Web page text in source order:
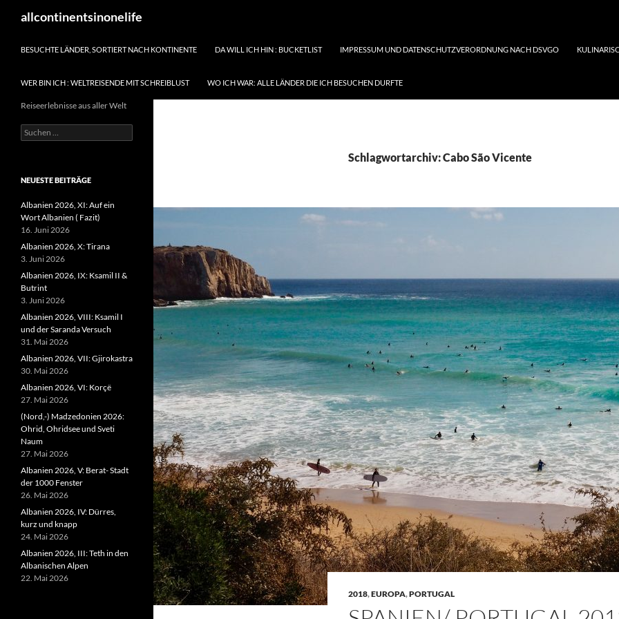
Inhaltallcontinentsinonelife
BESUCHTE LÄNDER, SORTIERT NACH KONTINENTE DA WILL ICH HIN : BUCKETLIST IMPRESSUM UND DATENSCHUTZVERORDNUNG NACH DSVGO
WER BIN ICH : WELTREISENDE MIT SCHREIBLUST WO ICH WAR: ALLE LÄNDER DIE ICH BESUCHEN DURFTE
Schlagwortarchiv: Cabo São Vicente
2018,EUROPA,PORTUGAL
Reiseerlebnisse aus aller Welt
Suchen
nach:
NEUESTE BEITRÄGE
Albanien 2026, XI: Auf ein
Wort Albanien ( Fazit)
16. Juni 2026
Albanien 2026, X: Tirana
3. Juni 2026
Albanien 2026, IX: Ksamil II &
Butrint
3. Juni 2026
Albanien 2026, VIII: Ksamil I
und der Saranda Versuch
31. Mai 2026
Albanien 2026, VII: Gjirokastra
30. Mai 2026
Albanien 2026, VI: Korçë
27. Mai 2026
(Nord,-) Madzedonien 2026:
Ohrid, Ohridsee und Sveti
Naum
27. Mai 2026
Albanien 2026, V: Berat- Stadt
der 1000 Fenster
26. Mai 2026
Albanien 2026, IV: Dürres,
kurz und knapp
24. Mai 2026
Albanien 2026, III: Teth in den
Albanischen Alpen
22. Mai 2026